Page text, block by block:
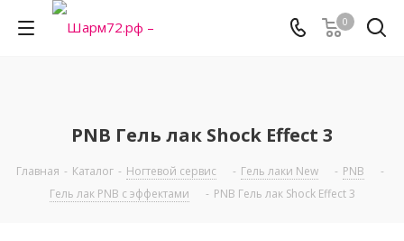
0
PNB Гель лак Shock Effect 3
Главная - Каталог - Ногтевой сервис - Гель лаки New - PNB
-
Гель лак PNB с эффектами
- PNB Гель лак Shock Effect 3